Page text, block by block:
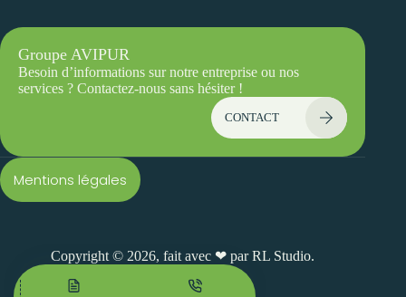
Groupe AVIPUR
Besoin d’informations sur notre entreprise ou nos
services ? Contactez-nous sans hésiter !
CONTACT
Mentions légales
Copyright © 2026, fait avec ❤ parRL Studio.